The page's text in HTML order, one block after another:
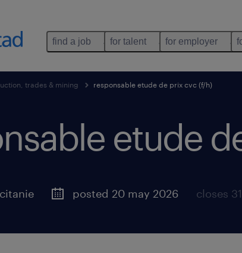
find a job for talent for employer
trades & mining responsable etude de prix cvc (f/h)
etude
posted 20 may 2026 closes